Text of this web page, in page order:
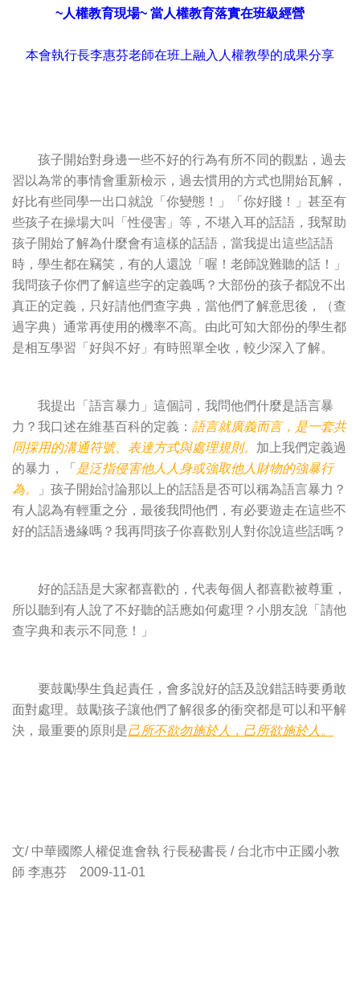
~人權教育現場~ 當人權教育落實在班級經營
本會執行長李惠芬老師在班上融入人權教學的成果分享
孩子開始對身邊一些不好的行為有所不同的觀點，過去
習以為常的事情會重新檢示，過去慣用的方式也開始瓦解，
好比有些同學一出口就說「你變態！」「你好賤！」甚至有
些孩子在操場大叫「性侵害」等，不堪入耳的話語，我幫助
孩子開始了解為什麼會有這樣的話語，當我提出這些話語
時，學生都在竊笑，有的人還說「喔！老師說難聽的話！」
我問孩子你們了解這些字的定義嗎？大部份的孩子都說不出
真正的定義，只好請他們查字典，當他們了解意思後，（查
過字典）通常再使用的機率不高。由此可知大部份的學生都
是相互學習「好與不好」有時照單全收，較少深入了解。
我提出「語言暴力」這個詞，我問他們什麼是語言暴
力？我口述在維基百科的定義： 語言就廣義而言，是一套共
同採用的溝通符號、表達方式與處理規則。 加上我們定義過
的暴力，「 是泛指侵害他人人身或強取他人財物的強暴行
為。
」孩子開始討論那以上的話語是否可以稱為語言暴力？
有人認為有輕重之分，最後我問他們，有必要遊走在這些不
好的話語邊緣嗎？我再問孩子你喜歡別人對你說這些話嗎？
好的話語是大家都喜歡的，代表每個人都喜歡被尊重，
所以聽到有人說了不好聽的話應如何處理？小朋友說「請他
查字典和表示不同意！」
要鼓勵學生負起責任，會多說好的話及說錯話時要勇敢
面對處理。鼓勵孩子讓他們了解很多的衝突都是可以和平解
決，最重要的原則是己所不欲勿施於人，己所欲施於人。
文/ 中華國際人權促進會執 行長秘書長 / 台北市中正國小教
師 李惠芬 2009-11-01